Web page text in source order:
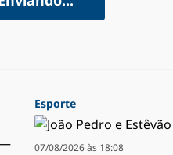
Esporte
07/08/2026 às 18:08